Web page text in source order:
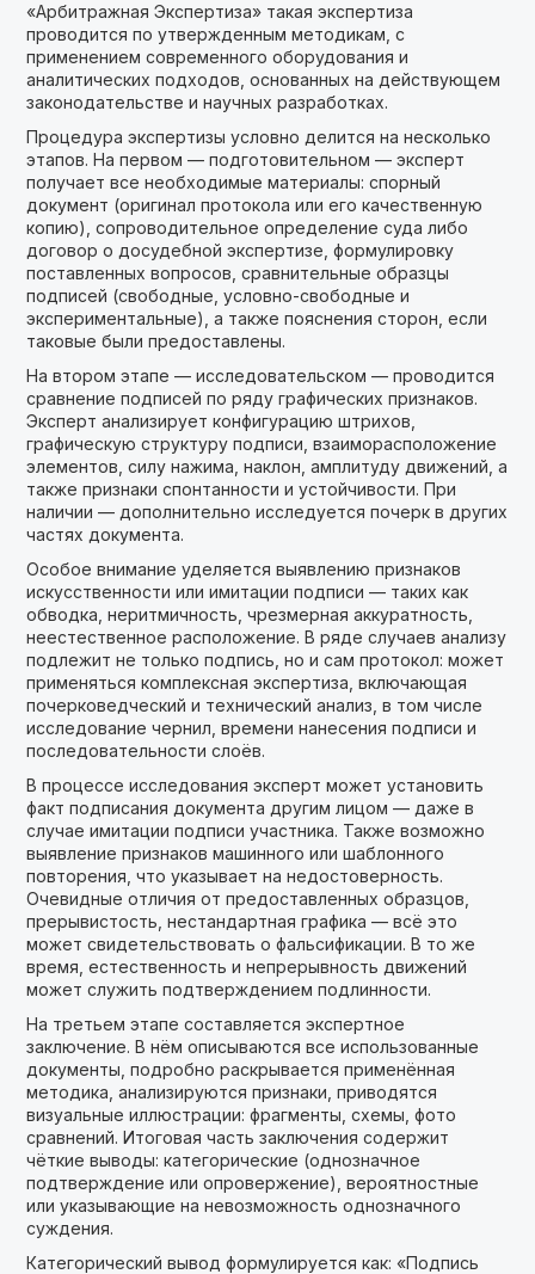
«Арбитражная Экспертиза» такая экспертиза
проводится по утвержденным методикам, с
применением современного оборудования и
аналитических подходов, основанных на действующем
законодательстве и научных разработках.
Процедура экспертизы условно делится на несколько
этапов. На первом — подготовительном — эксперт
получает все необходимые материалы: спорный
документ (оригинал протокола или его качественную
копию), сопроводительное определение суда либо
договор о досудебной экспертизе, формулировку
поставленных вопросов, сравнительные образцы
подписей (свободные, условно-свободные и
экспериментальные), а также пояснения сторон, если
таковые были предоставлены.
На втором этапе — исследовательском — проводится
сравнение подписей по ряду графических признаков.
Эксперт анализирует конфигурацию штрихов,
графическую структуру подписи, взаиморасположение
элементов, силу нажима, наклон, амплитуду движений, а
также признаки спонтанности и устойчивости. При
наличии — дополнительно исследуется почерк в других
частях документа.
Особое внимание уделяется выявлению признаков
искусственности или имитации подписи — таких как
обводка, неритмичность, чрезмерная аккуратность,
неестественное расположение. В ряде случаев анализу
подлежит не только подпись, но и сам протокол: может
применяться комплексная экспертиза, включающая
почерковедческий и технический анализ, в том числе
исследование чернил, времени нанесения подписи и
последовательности слоёв.
В процессе исследования эксперт может установить
факт подписания документа другим лицом — даже в
случае имитации подписи участника. Также возможно
выявление признаков машинного или шаблонного
повторения, что указывает на недостоверность.
Очевидные отличия от предоставленных образцов,
прерывистость, нестандартная графика — всё это
может свидетельствовать о фальсификации. В то же
время, естественность и непрерывность движений
может служить подтверждением подлинности.
На третьем этапе составляется экспертное
заключение. В нём описываются все использованные
документы, подробно раскрывается применённая
методика, анализируются признаки, приводятся
визуальные иллюстрации: фрагменты, схемы, фото
сравнений. Итоговая часть заключения содержит
чёткие выводы: категорические (однозначное
подтверждение или опровержение), вероятностные
или указывающие на невозможность однозначного
суждения.
Категорический вывод формулируется как: «Подпись